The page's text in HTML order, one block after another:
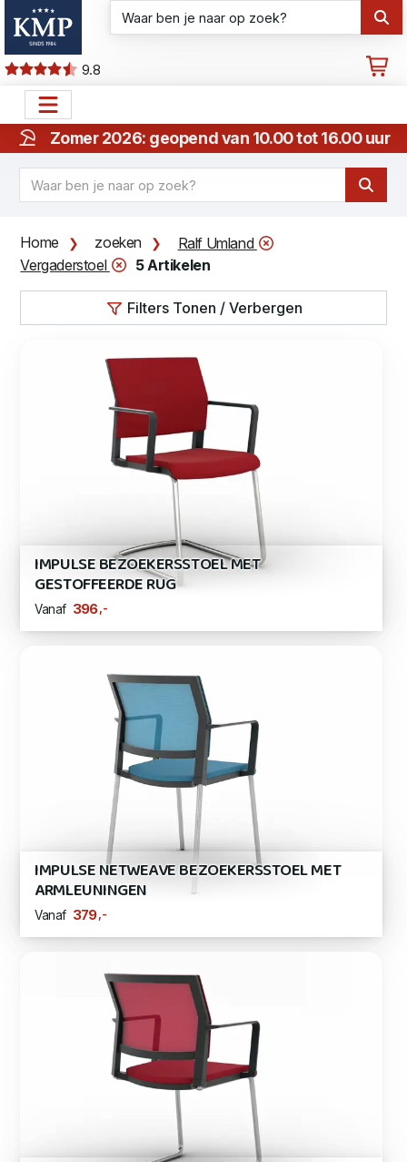
9.8
Zomer 2026: geopend van 10.00 tot 16.00 uur
Home zoeken
Ralf Umland
Vergaderstoel
5 Artikelen
Filters Tonen / Verbergen
IMPULSE BEZOEKERSSTOEL MET
GESTOFFEERDE RUG
Vanaf 396 ,-
IMPULSE NETWEAVE BEZOEKERSSTOEL MET
ARMLEUNINGEN
Vanaf 379 ,-